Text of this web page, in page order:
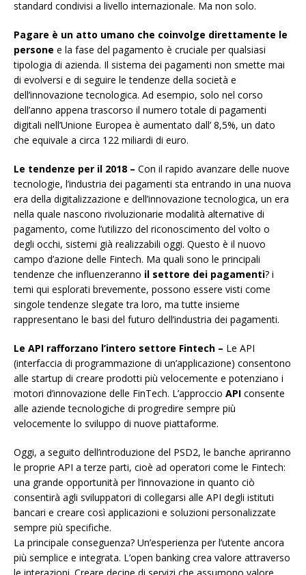
standard condivisi a livello internazionale. Ma non solo.
Pagare è un atto umano che coinvolge direttamente le
persone e la fase del pagamento è cruciale per qualsiasi
tipologia di azienda. Il sistema dei pagamenti non smette mai
di evolversi e di seguire le tendenze della società e
dell’innovazione tecnologica. Ad esempio, solo nel corso
dell’anno appena trascorso il numero totale di pagamenti
digitali nell’Unione Europea è aumentato dall’ 8,5%, un dato
che equivale a circa 122 miliardi di euro.
Le tendenze per il 2018 – Con il rapido avanzare delle nuove
tecnologie, l’industria dei pagamenti sta entrando in una nuova
era della digitalizzazione e dell’innovazione tecnologica, un era
nella quale nascono rivoluzionarie modalità alternative di
pagamento, come l’utilizzo del riconoscimento del volto o
degli occhi, sistemi già realizzabili oggi. Questo è il nuovo
campo d’azione delle Fintech. Ma quali sono le principali
tendenze che influenzeranno il settore dei pagamenti? i
temi qui esplorati brevemente, possono essere visti come
singole tendenze slegate tra loro, ma tutte insieme
rappresentano le basi del futuro dell’industria dei pagamenti.
Le API rafforzano l’intero settore Fintech – Le API
(interfaccia di programmazione di un’applicazione) consentono
alle startup di creare prodotti più velocemente e potenziano i
motori d’innovazione delle FinTech. L’approccio API consente
alle aziende tecnologiche di progredire sempre più
velocemente lo sviluppo di nuove piattaforme.
Oggi, a seguito dell’introduzione del PSD2, le banche apriranno
le proprie API a terze parti, cioè ad operatori come le Fintech:
una grande opportunità per l’innovazione in quanto ciò
consentirà agli sviluppatori di collegarsi alle API degli istituti
bancari e creare così applicazioni e soluzioni personalizzate
sempre più specifiche.
La principale conseguenza? Un’esperienza per l’utente ancora
più semplice e integrata. L’open banking crea valore attraverso